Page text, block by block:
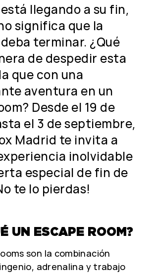
llegando a su fin,
significa que la
terminar. ¿Qué
de despedir esta
que con una
aventura en un
Desde el 19 de
el 3 de septiembre,
Madrid te invita a
inolvidable
especial de fin de
te lo pierdas!
UN ESCAPE ROOM?
son la combinación
adrenalina y trabajo